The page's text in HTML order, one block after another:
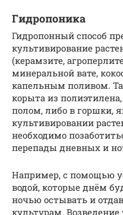
Гидропоника
Гидропонный способ
культивирование
(керамзите,
минеральной вате,
капельным поливом.
корыта из
полом, либо в горшки,
культивировании
необходимо
перепады дневных и
Например, с помощью
водой, которые днём
ночью остывать и
культурам.